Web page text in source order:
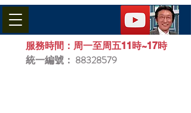
服務時間：周一至周五11時~17時
統一編號： 88328579